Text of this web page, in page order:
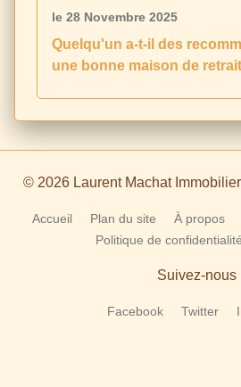
le 28 Novembre 2025
Quelqu'un a-t-il des
une bonne maison de
© 2026 Laurent Machat
Accueil Plan du site À propos
Politique de confidentialité
Suivez-nous
Facebook Twitter